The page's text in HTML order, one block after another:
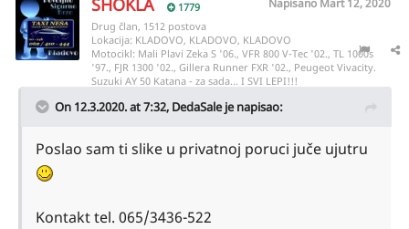
SHOKLA 1779 Napisano Mart 12, 2020
Drug član, 1512 postova
Lokacija: KLADOVO, KLADOVO, KLADOVO
Motocikl: Mali Plavi Zeka S '06., VFR 800 V-Tec '02., TL 1000s
'97., FJR 1300 '02., Gillera Runner FXR '02., Peugeot Vivacity.
Suzuki AY 50 Katana - za sada... I SVI LEPI!!!
On 12.3.2020. at 7:32, DedaSaleje napisao:
Poslao sam ti slike u privatnoj poruci juče ujutru
Kontakt tel. 065/3436-522